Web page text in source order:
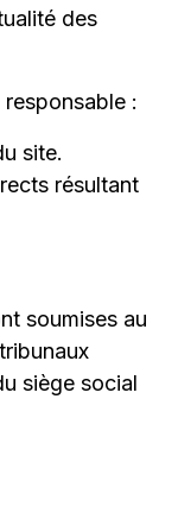
des
:
site.
résultant
soumises au
siège social